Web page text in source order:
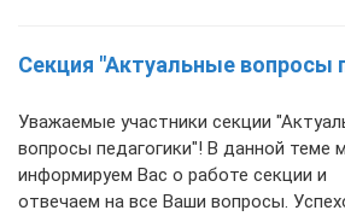
Секция "Актуальные вопросы
Уважаемые участники секции
вопросы педагогики"! В данной теме
информируем Вас о работе секции и
отвечаем на все Ваши вопросы.